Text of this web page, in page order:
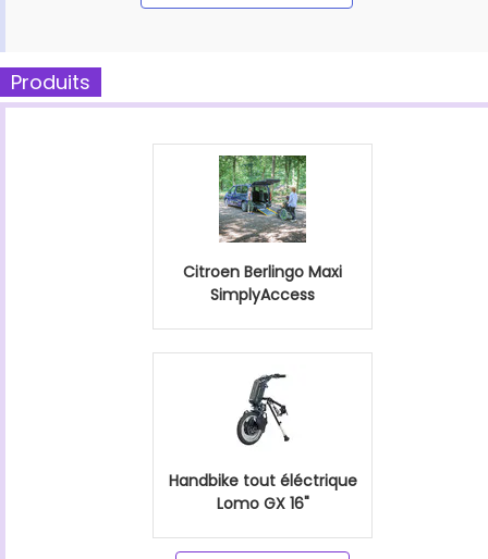
Produits
Citroen Berlingo Maxi
SimplyAccess
Handbike tout éléctrique
Lomo GX 16"